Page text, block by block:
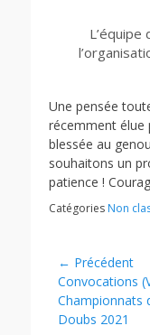
Une pensée
récemment élue
blessée au
souhaitons un
patience !
Catégories Non
Navigation
de
l’article
← Précédent
Article
précédent :
Convocations
Championnats
Doubs 2021